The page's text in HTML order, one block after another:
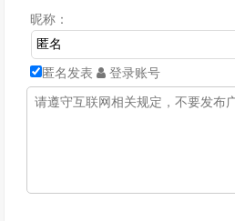
昵称：
匿名发表 登录账号